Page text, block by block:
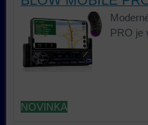
PRO je
NOVINKA